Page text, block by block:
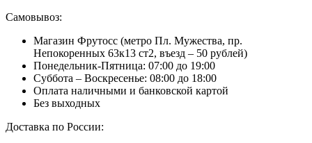
Самовывоз:
Магазин Фрутосс (метро Пл. Мужества, пр.
Непокоренных 63к13 ст2, въезд – 50 рублей)
Понедельник-Пятница: 07:00 до 19:00
Суббота – Воскресенье: 08:00 до 18:00
Оплата наличными и банковской картой
Без выходных
Доставка по России: